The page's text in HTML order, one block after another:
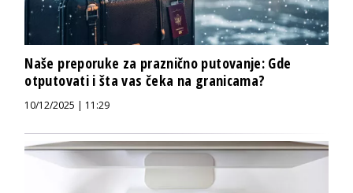
Naše preporuke za praznično putovanje: Gde
otputovati i šta vas čeka na granicama?
10/12/2025 | 11:29